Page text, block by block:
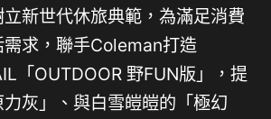
新世代休旅典範，為滿足消費
求，聯手Coleman打造
「OUTDOOR 野FUN版」，提
灰」、與白雪皚皚的「極幻